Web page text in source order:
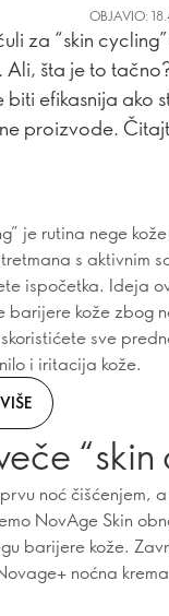
OBJAVIO:
za “skin
Ali, šta je to
biti efikasnija ako
proizvode.
je rutina nege
s aktivnim
ispočetka. Ideja
barijere kože zbog
sve
i iritacija kože.
noć čišćenjem,
NovAge Skin
barijere kože.
noćna krema